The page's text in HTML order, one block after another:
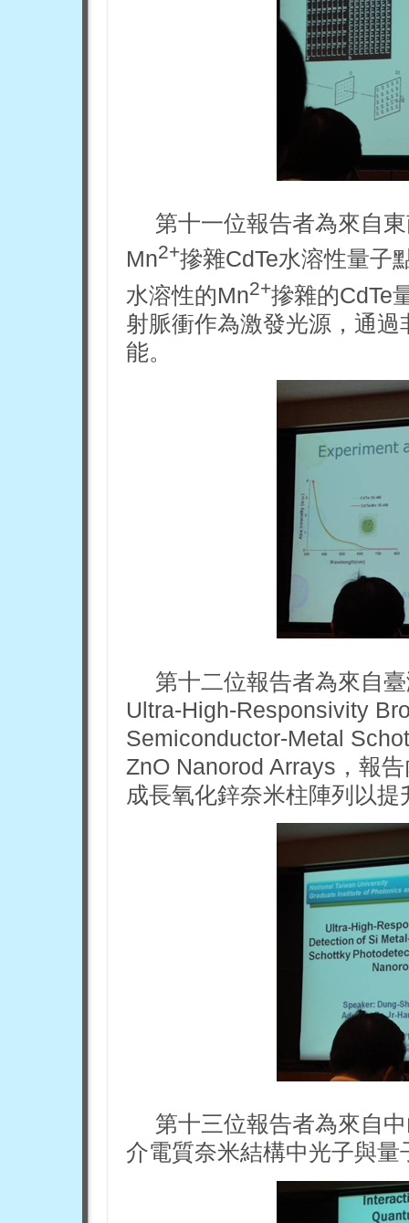
第十一位報告者為來自
Mn2+摻雜CdTe水溶性量子
水溶性的Mn2+摻雜的CdTe
射脈衝作為激發光源，通
能。
第十二位報告者為來自
Ultra-High-Responsivity
Semiconductor-Metal
ZnO Nanorod Arrays，報
成長氧化鋅奈米柱陣列以
第十三位報告者為來自
介電質奈米結構中光子與